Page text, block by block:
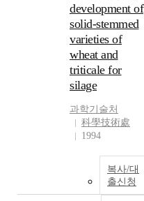
development of
solid-stemmed
varieties of
wheat and
triticale for
silage
과학기술처
科學技術處
1994
복사/대
출신청